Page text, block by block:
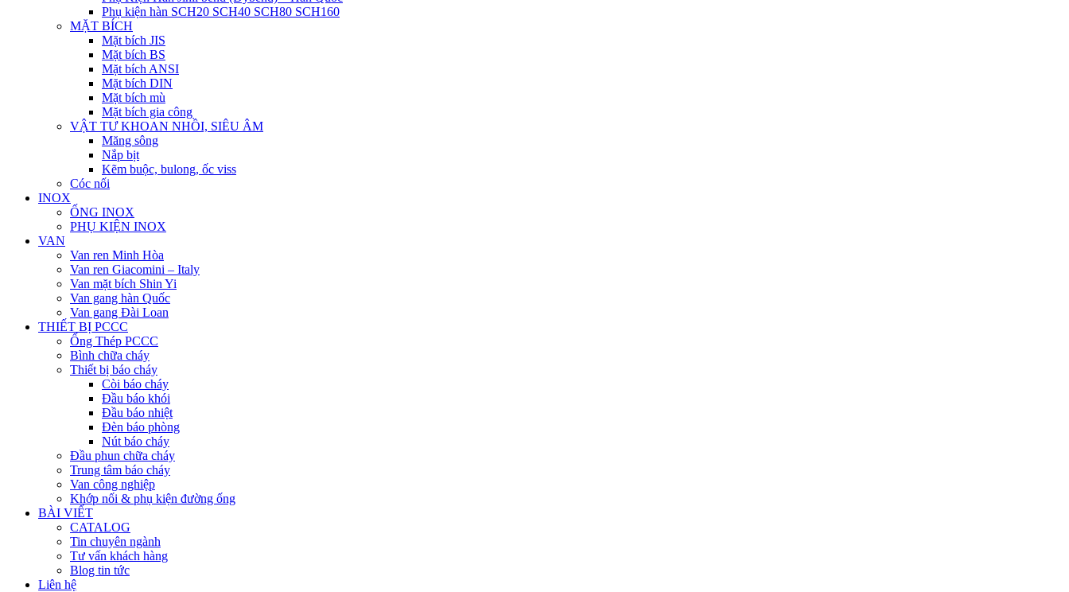
Phụ kiện hàn SCH20 SCH40 SCH80 SCH160
MẶT BÍCH
Mặt bích JIS
Mặt bích BS
Mặt bích ANSI
Mặt bích DIN
Mặt bích mù
Mặt bích gia công
VẬT TƯ KHOAN NHỒI, SIÊU ÂM
Măng sông
Nắp bịt
Kẽm buộc, bulong, ốc viss
Cóc nối
INOX
ỐNG INOX
PHỤ KIỆN INOX
VAN
Van ren Minh Hòa
Van ren Giacomini – Italy
Van mặt bích Shin Yi
Van gang hàn Quốc
Van gang Đài Loan
THIẾT BỊ PCCC
Ống Thép PCCC
Bình chữa cháy
Thiết bị báo cháy
Còi báo cháy
Đầu báo khói
Đầu báo nhiệt
Đèn báo phòng
Nút báo cháy
Đầu phun chữa cháy
Trung tâm báo cháy
Van công nghiệp
Khớp nối & phụ kiện đường ống
BÀI VIẾT
CATALOG
Tin chuyên ngành
Tư vấn khách hàng
Blog tin tức
Liên hệ